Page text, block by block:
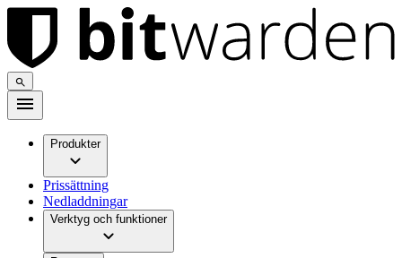
Produkter
Prissättning
Nedladdningar
Verktyg och funktioner